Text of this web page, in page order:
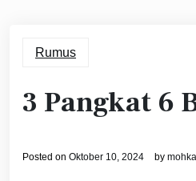
Rumus
3 Pangkat 6
Posted on Oktober 10, 2024 by